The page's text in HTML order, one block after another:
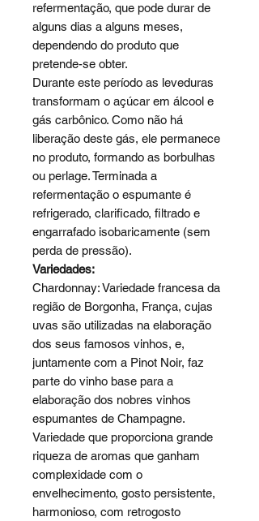
refermentação, que pode durar de
alguns dias a alguns meses,
dependendo do produto que
pretende-se obter.
Durante este período as leveduras
transformam o açúcar em álcool e
gás carbônico. Como não há
liberação deste gás, ele permanece
no produto, formando as borbulhas
ou perlage. Terminada a
refermentação o espumante é
refrigerado, clarificado, filtrado e
engarrafado isobaricamente (sem
perda de pressão).
Variedades:
Chardonnay: Variedade francesa da
região de Borgonha, França, cujas
uvas são utilizadas na elaboração
dos seus famosos vinhos, e,
juntamente com a Pinot Noir, faz
parte do vinho base para a
elaboração dos nobres vinhos
espumantes de Champagne.
Variedade que proporciona grande
riqueza de aromas que ganham
complexidade com o
envelhecimento, gosto persistente,
harmonioso, com retrogosto